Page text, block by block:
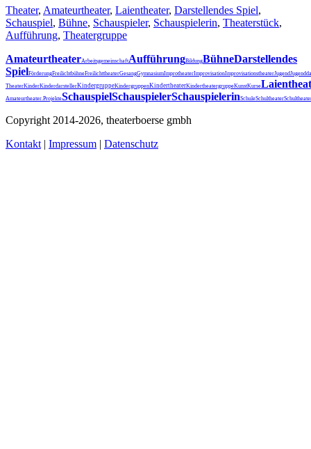
Theater, Amateurtheater, Laientheater, Darstellendes Spiel,
Schauspiel, Bühne, Schauspieler, Schauspielerin, Theaterstück,
Aufführung, Theatergruppe
AmateurtheaterArbeitsgemeinschaftAufführungBildungBühneDarstellendes
SpielFörderungFreilichtbühneFreilichttheaterGesangGymnasiumImprotheaterImprovisationImprovisationstheaterJugend
TheaterKinderKinderdarstellerKindergruppeKindergruppenKindertheaterKindertheatergruppeKunstKurse
Amateurtheater. ProjekteSchauspielSchauspielerSchauspielerinSchuleSchultheater
Copyright 2014-2026, theaterboerse gmbh
Kontakt | Impressum | Datenschutz